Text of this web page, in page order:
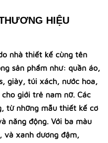
HIỆU
nhà thiết kế cùng tên
sản phẩm như: quần áo,
giày, túi xách, nước hoa,
giới trẻ nam nữ. Các
từ những mẫu thiết kế cơ
năng động. Với ba màu
và xanh dương đậm,